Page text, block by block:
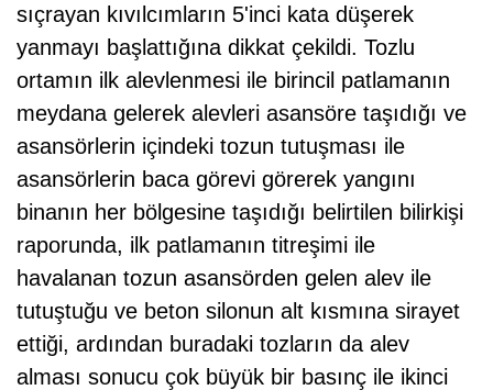
sıçrayan kıvılcımların 5'inci kata düşerek
yanmayı başlattığına dikkat çekildi. Tozlu
ortamın ilk alevlenmesi ile birincil patlamanın
meydana gelerek alevleri asansöre taşıdığı ve
asansörlerin içindeki tozun tutuşması ile
asansörlerin baca görevi görerek yangını
binanın her bölgesine taşıdığı belirtilen bilirkişi
raporunda, ilk patlamanın titreşimi ile
havalanan tozun asansörden gelen alev ile
tutuştuğu ve beton silonun alt kısmına sirayet
ettiği, ardından buradaki tozların da alev
alması sonucu çok büyük bir basınç ile ikinci